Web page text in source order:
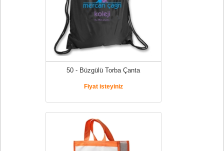
50 - Büzgülü Torba Çanta
Fiyat isteyiniz